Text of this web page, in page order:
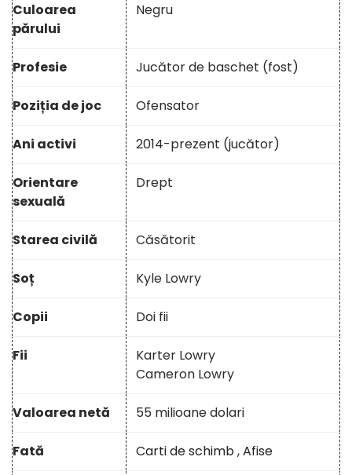
Culoarea
părului
Negru
Profesie Jucător de baschet (fost)
Poziția de joc Ofensator
Ani activi 2014-prezent (jucător)
Orientare
sexuală
Drept
Starea civilă Căsătorit
Soț Kyle Lowry
Copii Doi fii
Fii
Karter Lowry
Cameron Lowry
Valoarea netă 55 milioane dolari
Fată Carti de schimb,Afise